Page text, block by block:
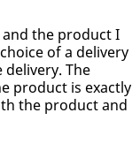
and the product I
of a delivery
The
product is exactly
the product and